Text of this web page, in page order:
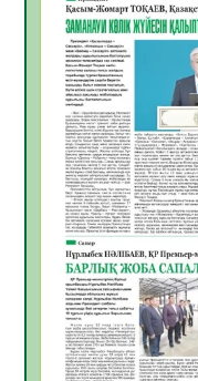
06.08.2026
Көкжөтел
06.08.2026
АПВ вакцинасы
06.08.2026
Open Air:
департаменті
көрерменнің
06.08.2026
ЖАРҚЫН
МӘЖІЛІС ӨТТІ